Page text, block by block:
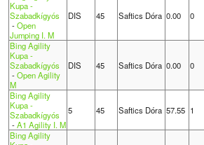
Kupa -
Szabadkígyós
-Open
Jumping I. M
DIS 45 Saftics Dóra 0.00 0
Bing Agility
Kupa -
Szabadkígyós
-Open Agility
M
DIS 45 Saftics Dóra 0.00 0
Bing Agility
Kupa -
Szabadkígyós
-A1 Agility I. M
5 45 Saftics Dóra 57.55 1
Bing Agility